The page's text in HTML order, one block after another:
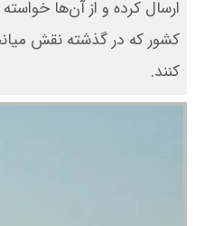
ارسال کرده و از آن‌ها
کشور که در گذشته نقش
کنند.